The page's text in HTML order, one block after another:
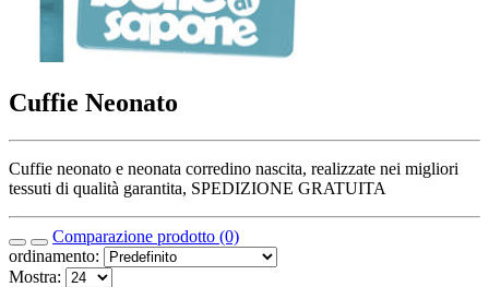
Cuffie Neonato
Cuffie neonato e neonata corredino nascita, realizzate nei migliori
tessuti di qualità garantita, SPEDIZIONE GRATUITA
Comparazione prodotto (0)
ordinamento:
Mostra: